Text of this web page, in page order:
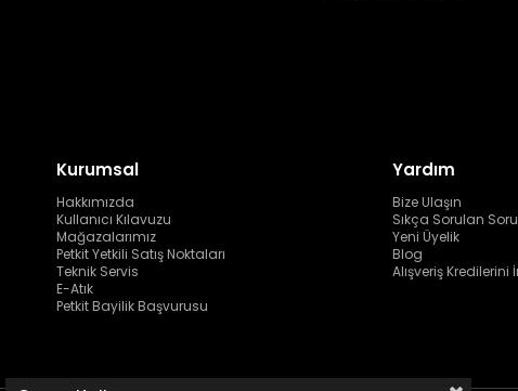
Kurumsal
Hakkımızda
Kullanıcı Kılavuzu
Mağazalarımız
Petkit Yetkili Satış Noktaları
Teknik Servis
E-Atık
Petkit Bayilik Başvurusu
Yardım
Bize Ulaşın
Sıkça Sorulan
Yeni Üyelik
Blog
Alışveriş Kredilerini